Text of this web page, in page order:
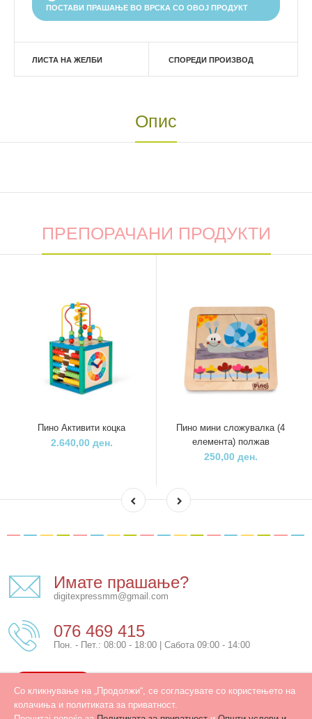
Со кликнување на „Продолжи“, се согласувате со користењето на
колачиња и политиката за приватност.
ПОСТАВИ ПРАШАЊЕ ВО ВРСКА СО ОВОЈ ПРОДУКТ
ЛИСТА НА ЖЕЛБИ СПОРЕДИ ПРОИЗВОД
Опис
ПРЕПОРАЧАНИ ПРОДУКТИ
Пино Активити коцка
2.640,00 ден.
Пино мини сложувалка (4
елемента) полжав
250,00 ден.
Имате прашање?
digitexpressmm@gmail.com
076 469 415
Пон. - Пет.: 08:00 - 18:00 | Сабота 09:00 - 14:00